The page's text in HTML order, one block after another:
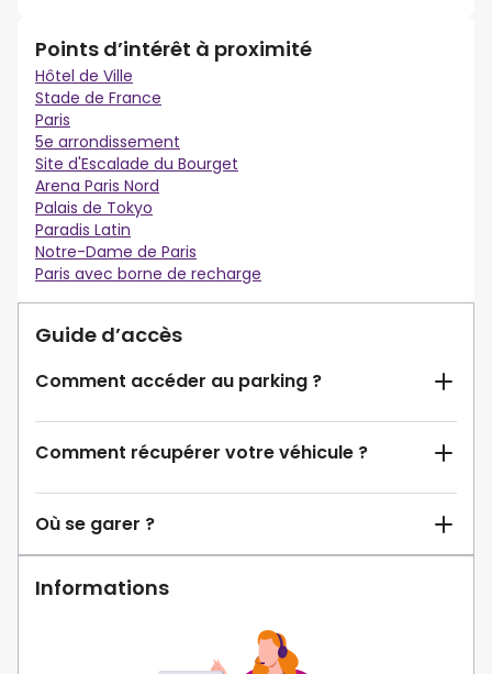
Points d’intérêt à proximité
Hôtel de Ville
Stade de France
Paris
5e arrondissement
Site d'Escalade du Bourget
Arena Paris Nord
Palais de Tokyo
Paradis Latin
Notre-Dame de Paris
Paris avec borne de recharge
Guide d’accès
Comment accéder au parking ?
Comment récupérer votre véhicule ?
Où se garer ?
Informations